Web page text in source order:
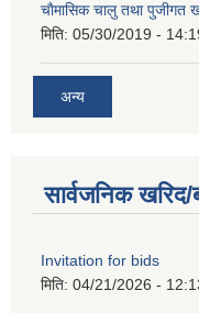
चाैमासिक चालु तथा पुजीगत
मिति: 05/30/2019 -
अन्य
सार्वजनिक
Invitation for bids
मिति: 04/21/2026 -